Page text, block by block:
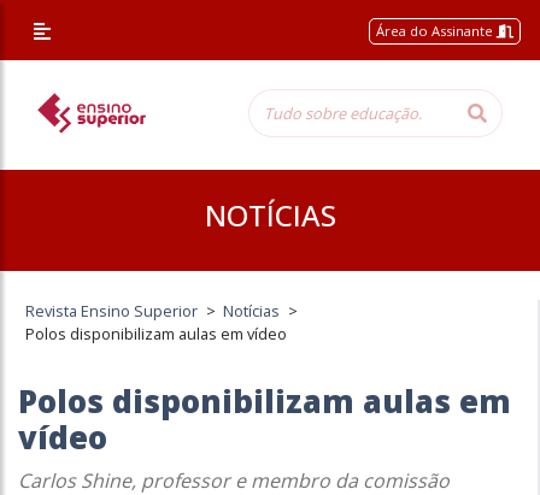
Área do Assinante
NOTÍCIAS
Revista Ensino Superior > Notícias >
Polos disponibilizam aulas em vídeo
Polos disponibilizam aulas em
vídeo
Carlos Shine, professor e membro da comissão